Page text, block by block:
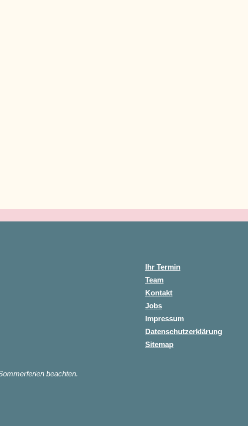
beachten.
Ihr Termin
Team
Kontakt
Jobs
Impressum
Datenschutzerklärung
Sitemap